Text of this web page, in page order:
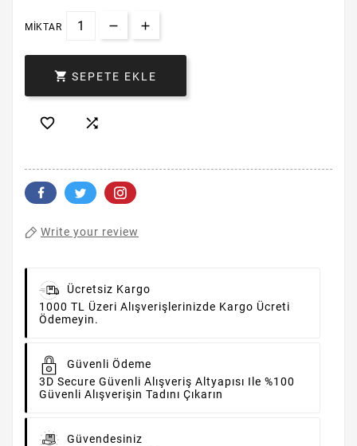
MIKTAR
 SEPETE EKLE
 
Write your review
Ücretsiz Kargo
1000 TL Üzeri Alışverişlerinizde Kargo Ücreti
Ödemeyin.
Güvenli Ödeme
3D Secure Güvenli Alışveriş Altyapısı Ile %100
Güvenli Alışverişin Tadını Çıkarın
Güvendesiniz